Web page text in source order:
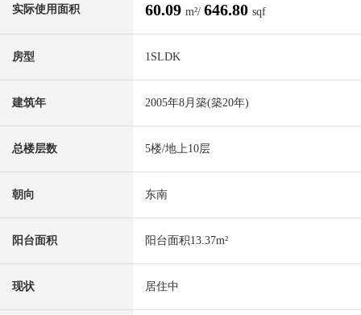
实际使用面积 60.09 m²/ 646.80 sqf
房型 1SLDK
建筑年 2005年8月築(築20年)
总楼层数 5楼/地上10层
朝向 东南
阳台面积 阳台面积13.37m²
现状 居住中